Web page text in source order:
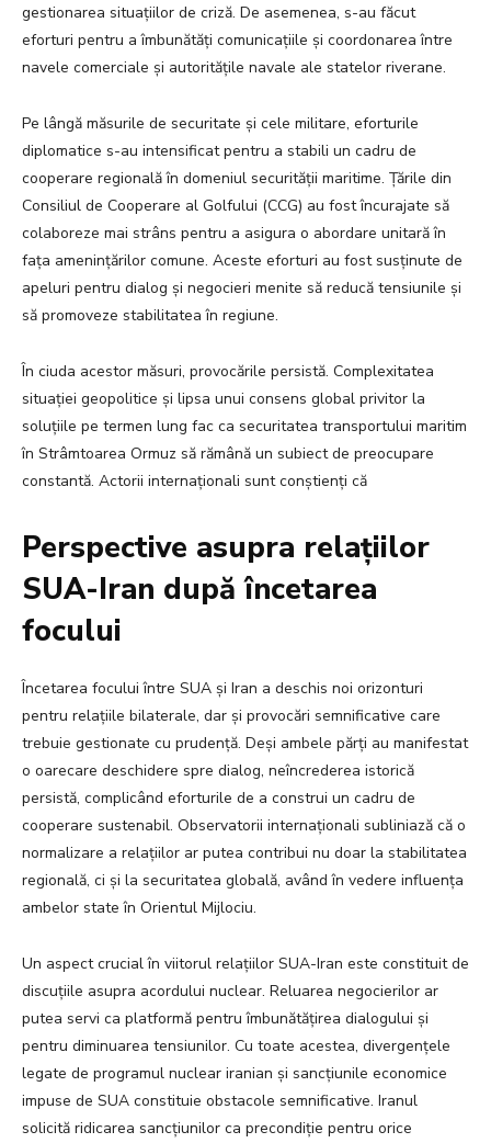
gestionarea situațiilor de criză. De asemenea, s-au făcut
eforturi pentru a îmbunătăți comunicațiile și coordonarea între
navele comerciale și autoritățile navale ale statelor riverane.
Pe lângă măsurile de securitate și cele militare, eforturile
diplomatice s-au intensificat pentru a stabili un cadru de
cooperare regională în domeniul securității maritime. Țările din
Consiliul de Cooperare al Golfului (CCG) au fost încurajate să
colaboreze mai strâns pentru a asigura o abordare unitară în
fața amenințărilor comune. Aceste eforturi au fost susținute de
apeluri pentru dialog și negocieri menite să reducă tensiunile și
să promoveze stabilitatea în regiune.
În ciuda acestor măsuri, provocările persistă. Complexitatea
situației geopolitice și lipsa unui consens global privitor la
soluțiile pe termen lung fac ca securitatea transportului maritim
în Strâmtoarea Ormuz să rămână un subiect de preocupare
constantă. Actorii internaționali sunt conștienți că
Perspective asupra relațiilor
SUA-Iran după încetarea
focului
Încetarea focului între SUA și Iran a deschis noi orizonturi
pentru relațiile bilaterale, dar și provocări semnificative care
trebuie gestionate cu prudență. Deși ambele părți au manifestat
o oarecare deschidere spre dialog, neîncrederea istorică
persistă, complicând eforturile de a construi un cadru de
cooperare sustenabil. Observatorii internaționali subliniază că o
normalizare a relațiilor ar putea contribui nu doar la stabilitatea
regională, ci și la securitatea globală, având în vedere influența
ambelor state în Orientul Mijlociu.
Un aspect crucial în viitorul relațiilor SUA-Iran este constituit de
discuțiile asupra acordului nuclear. Reluarea negocierilor ar
putea servi ca platformă pentru îmbunătățirea dialogului și
pentru diminuarea tensiunilor. Cu toate acestea, divergențele
legate de programul nuclear iranian și sancțiunile economice
impuse de SUA constituie obstacole semnificative. Iranul
solicită ridicarea sancțiunilor ca precondiție pentru orice